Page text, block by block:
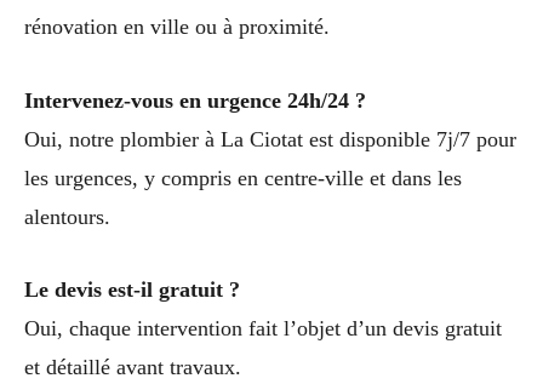
rénovation en ville ou à proximité.
Intervenez-vous en urgence 24h/24 ?
Oui, notre plombier à La Ciotat est disponible 7j/7 pour
les urgences, y compris en centre-ville et dans les
alentours.
Le devis est-il gratuit ?
Oui, chaque intervention fait l’objet d’un devis gratuit
et détaillé avant travaux.